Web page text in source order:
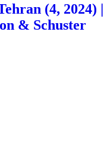
(4, 2024) |
& Schuster